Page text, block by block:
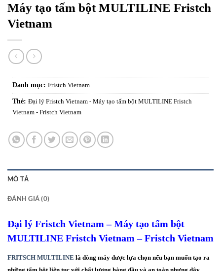
Máy tạo tấm bột MULTILINE Fristch
Vietnam
Danh mục: Fristch Vietnam
Thẻ: Đại lý Fristch Vietnam - Máy tạo tấm bột MULTILINE Fristch
Vietnam - Fristch Vietnam
MÔ TẢ
ĐÁNH GIÁ (0)
Đại lý Fristch Vietnam – Máy tạo tấm bột
MULTILINE Fristch Vietnam – Fristch Vietnam
FRITSCH MULTILINE là dòng máy được lựa chọn nếu bạn muốn tạo ra